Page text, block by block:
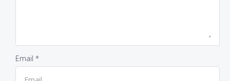
Email *